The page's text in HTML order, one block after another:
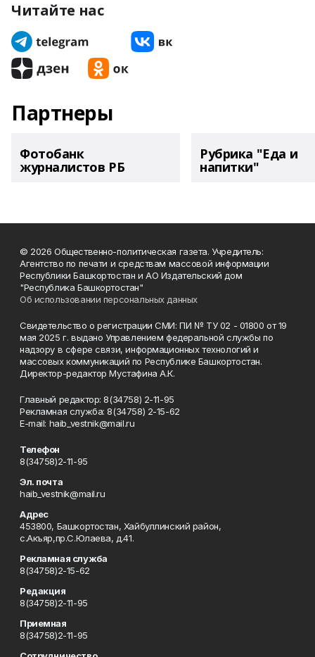
Читайте нас
Партнеры
Фотобанк
журналистов РБ
Рубрика "Еда и
напитки"
© 2026 Общественно-политическая газета. Учредитель:
Агентство по печати и средствам массовой информации
Республики Башкортостан и АО Издательский дом
"Республика Башкортостан"
Об использовании персональных данных
Свидетельство о регистрации СМИ: ПИ № ТУ 02 - 01800 от 19
мая 2025 г. выдано Управлением федеральной службы по
надзору в сфере связи, информационных технологий и
массовых коммуникаций по Республике Башкортостан.
Директор-редактор Мустафина А.К.
Главный редактор: 8(34758) 2-11-95
Рекламная служба: 8(34758) 2-15-62
Е-mаil: haib_vestnik@mail.ru
Телефон
8(34758)2-11-95
Эл. почта
haib_vestnik@mail.ru
Адрес
453800, Башкортостан, Хайбуллинский район,
с.Акъяр,пр.С.Юлаева, д.41.
Рекламная служба
8(34758)2-15-62
Редакция
8(34758)2-11-95
Приемная
8(34758)2-11-95